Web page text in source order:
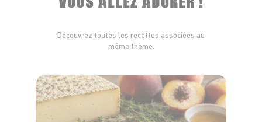
Découvrez toutes les recettes associées au
même thème.